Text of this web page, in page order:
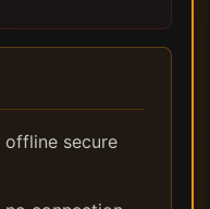
offline secure